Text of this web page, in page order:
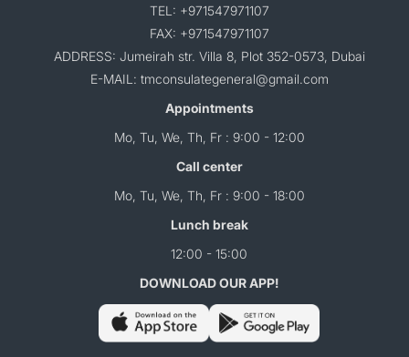
TEL: +971547971107
FAX: +971547971107
ADDRESS: Jumeirah str. Villa 8, Plot 352-0573, Dubai
E-MAIL: tmconsulategeneral@gmail.com
Appointments
Mo, Tu, We, Th, Fr : 9:00 - 12:00
Call center
Mo, Tu, We, Th, Fr : 9:00 - 18:00
Lunch break
12:00 - 15:00
DOWNLOAD OUR APP!